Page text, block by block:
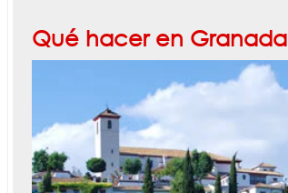
Qué hacer en Granada